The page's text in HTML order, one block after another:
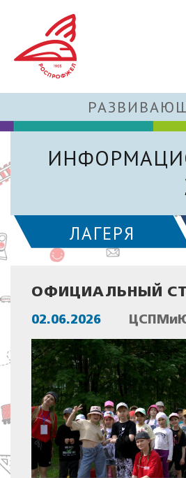
ЛАГЕРЯ
ОФИЦИАЛЬНЫЙ
02.06.2026 ЦСПМиЮ